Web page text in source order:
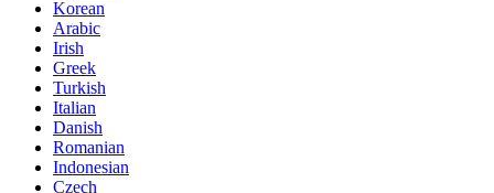
Korean
Arabic
Irish
Greek
Turkish
Italian
Danish
Romanian
Indonesian
Czech